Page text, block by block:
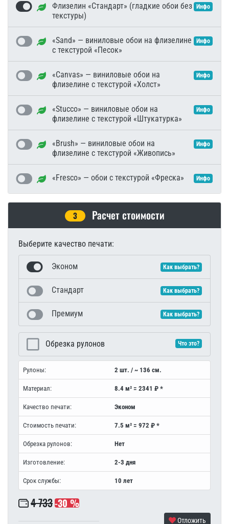
Флизелин «Стандарт» (гладкие обои без
текстуры)
Инфо
«Sand» — виниловые обои на флизелине
с текстурой «Песок»
Инфо
«Canvas» — виниловые обои на
флизелине с текстурой «Холст»
Инфо
«Stucco» — виниловые обои на
флизелине с текстурой «Штукатурка»
Инфо
«Brush» — виниловые обои на
флизелине с текстурой «Живопись»
Инфо
«Fresco» — обои с текстурой «Фреска» Инфо
3 Расчет стоимости
Выберите качество печати:
Эконом Как выбрать?
Стандарт Как выбрать?
Премиум Как выбрать?
Обрезка рулонов Что это?
Рулоны: 2 шт. / ~ 136 см.
Материал: 8.4 м² = 2341 ₽ *
Качество печати: Эконом
Стоимость печати: 7.5 м² = 972 ₽ *
Обрезка рулонов: Нет
Изготовление: 2-3 дня
Срок службы: 10 лет
4 733-30 %
Отложить